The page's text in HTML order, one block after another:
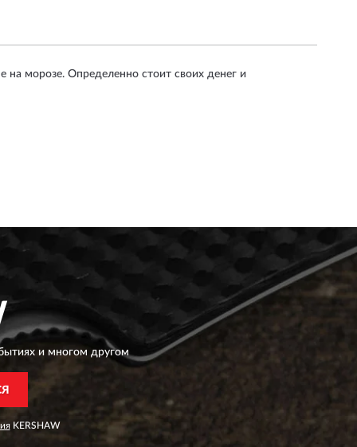
на морозе. Определенно стоит своих денег и
и многом другом
KERSHAW